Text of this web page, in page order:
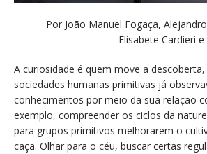
Por João Manuel Fogaça,
Elisabete Cardieri
A curiosidade é quem move a
sociedades humanas primitivas já
conhecimentos por meio da sua relação
exemplo, compreender os ciclos da
para grupos primitivos melhorarem o
caça. Olhar para o céu, buscar certas